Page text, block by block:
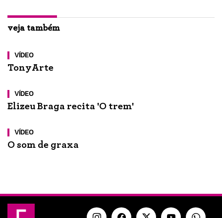
veja também
VÍDEO
TonyArte
VÍDEO
Elizeu Braga recita 'O trem'
VÍDEO
O som de graxa